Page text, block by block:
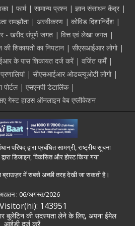
फार्म सामान्य प्रश्न
ज्ञान संसाधन केंद्र
समझौता अस्वीकरण
कोविड दिशानिर्देश
- खरीद संपूर्ण जगत
वित्त एवं लेखा जगत
की शिकायतों का निपटान
सीएसआईआर लोगो
के पास शिकायत दर्ज करें
वर्जित फर्में
सीएसआईआर ओडब्ल्यूओटी लोगो
एसएनपी डेटालिंक
गेस्ट हाउस ऑनलाइन वेब एप्लीकेशन
परिषद् द्वारा प्रबंधित सामग्री, राष्ट्रीय सूचना
डिजाइन, विकसित और होस्ट किया गया
ब्राउज़र में सबसे अच्छी तरह देखी जा सकती है।
: 06/अगस्त/2026
143951
बुलेटिन की सदस्यता लेने के लिए, अपना ईमेल
आईडी दर्ज करें